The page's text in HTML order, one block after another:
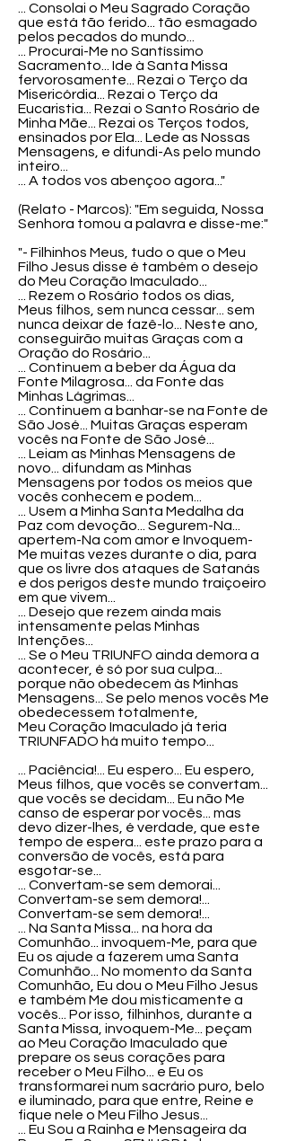
... Consolai o Meu Sagrado Coração
que está tão ferido... tão esmagado
pelos pecados do mundo...
... Procurai-Me no Santíssimo
Sacramento... Ide à Santa Missa
fervorosamente... Rezai o Terço da
Misericórdia... Rezai o Terço da
Eucaristia... Rezai o Santo Rosário de
Minha Mãe... Rezai os Terços todos,
ensinados por Ela... Lede as Nossas
Mensagens, e difundi-As pelo mundo
inteiro...
... A todos vos abençoo agora..."
(Relato - Marcos): "Em seguida, Nossa
Senhora tomou a palavra e disse-me:"
"- Filhinhos Meus, tudo o que o Meu
Filho Jesus disse é também o desejo
do Meu Coração Imaculado...
... Rezem o Rosário todos os dias,
Meus filhos, sem nunca cessar... sem
nunca deixar de fazê-lo... Neste ano,
conseguirão muitas Graças com a
Oração do Rosário...
... Continuem a beber da Água da
Fonte Milagrosa... da Fonte das
Minhas Lágrimas...
... Continuem a banhar-se na Fonte de
São José... Muitas Graças esperam
vocês na Fonte de São José...
... Leiam as Minhas Mensagens de
novo... difundam as Minhas
Mensagens por todos os meios que
vocês conhecem e podem...
... Usem a Minha Santa Medalha da
Paz com devoção... Segurem-Na...
apertem-Na com amor e Invoquem-
Me muitas vezes durante o dia, para
que os livre dos ataques de Satanás
e dos perigos deste mundo traiçoeiro
em que vivem...
... Desejo que rezem ainda mais
intensamente pelas Minhas
Intenções...
... Se o Meu TRIUNFO ainda demora a
acontecer, é só por sua culpa...
porque não obedecem às Minhas
Mensagens... Se pelo menos vocês Me
obedecessem totalmente,
Meu Coração Imaculado já teria
TRIUNFADO há muito tempo...
... Paciência!... Eu espero... Eu espero,
Meus filhos, que vocês se convertam...
que vocês se decidam... Eu não Me
canso de esperar por vocês... mas
devo dizer-lhes, é verdade, que este
tempo de espera... este prazo para a
conversão de vocês, está para
esgotar-se...
... Convertam-se sem demorai...
Convertam-se sem demora!...
Convertam-se sem demora!...
... Na Santa Missa... na hora da
Comunhão... invoquem-Me, para que
Eu os ajude a fazerem uma Santa
Comunhão... No momento da Santa
Comunhão, Eu dou o Meu Filho Jesus
e também Me dou misticamente a
vocês... Por isso, filhinhos, durante a
Santa Missa, invoquem-Me... peçam
ao Meu Coração Imaculado que
prepare os seus corações para
receber o Meu Filho... e Eu os
transformarei num sacrário puro, belo
e iluminado, para que entre, Reine e
fique nele o Meu Filho Jesus...
... Eu Sou a Rainha e Mensageira da